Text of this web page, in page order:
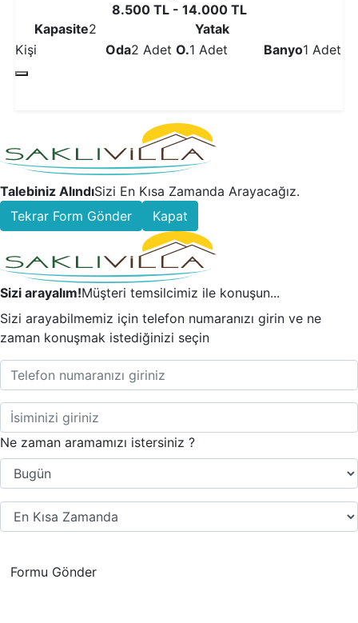
8.500 TL - 14.000 TL
Kapasite2
Kişi
Oda2 Adet
Yatak
O.1 Adet Banyo1 Adet
Talebiniz AlındıSizi En Kısa Zamanda Arayacağız.
Tekrar Form Gönder
Kapat
Sizi arayalım!Müşteri temsilcimiz ile konuşun...
Sizi arayabilmemiz için telefon numaranızı girin ve ne
zaman konuşmak istediğinizi seçin
Ne zaman aramamızı istersiniz ?
Formu Gönder